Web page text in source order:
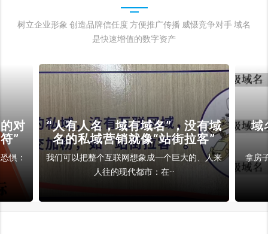
树立企业形象 创造品牌信任度 方便推广传播 威慑竞争对手 域名
是快速增值的数字资产
对
”
惧：
“人有人名，域有域名”，没有域
名的私域营销就像“站街拉客”
我们可以把整个互联网想象成一个巨大的、人来
人往的现代都市：在···
域
拿房